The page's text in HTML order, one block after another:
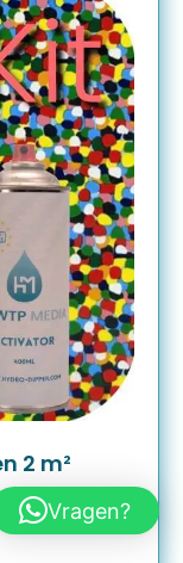
2 m²
Vragen?